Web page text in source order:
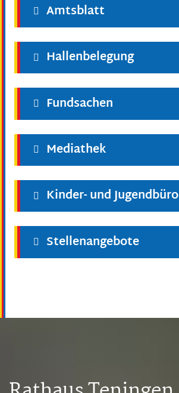
Amtsblatt
Hallenbelegung
Fundsachen
Mediathek
Kinder- und Jugendbüro
Stellenangebote